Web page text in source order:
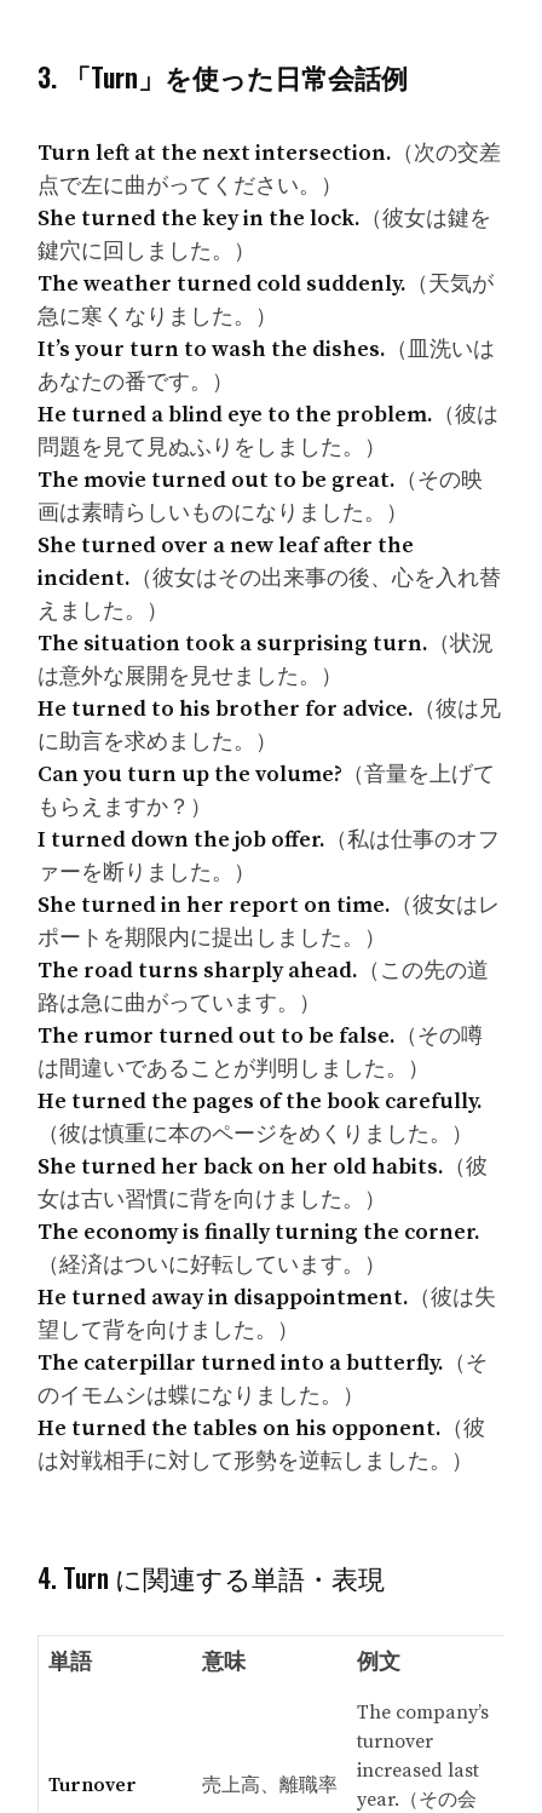
3. 「Turn」を使った日常会話例
Turn left at the next intersection. （次の交差
点で左に曲がってください。）
She turned the key in the lock. （彼女は鍵を
鍵穴に回しました。）
The weather turned cold suddenly. （天気が
急に寒くなりました。）
It’s your turn to wash the dishes. （皿洗いは
あなたの番です。）
He turned a blind eye to the problem. （彼は
問題を見て見ぬふりをしました。）
The movie turned out to be great. （その映
画は素晴らしいものになりました。）
She turned over a new leaf after the
incident. （彼女はその出来事の後、心を入れ替
えました。）
The situation took a surprising turn. （状況
は意外な展開を見せました。）
He turned to his brother for advice. （彼は兄
に助言を求めました。）
Can you turn up the volume? （音量を上げて
もらえますか？）
I turned down the job offer. （私は仕事のオフ
ァーを断りました。）
She turned in her report on time. （彼女はレ
ポートを期限内に提出しました。）
The road turns sharply ahead. （この先の道
路は急に曲がっています。）
The rumor turned out to be false. （その噂
は間違いであることが判明しました。）
He turned the pages of the book carefully.
（彼は慎重に本のページをめくりました。）
She turned her back on her old habits. （彼
女は古い習慣に背を向けました。）
The economy is finally turning the corner.
（経済はついに好転しています。）
He turned away in disappointment. （彼は失
望して背を向けました。）
The caterpillar turned into a butterfly. （そ
のイモムシは蝶になりました。）
He turned the tables on his opponent. （彼
は対戦相手に対して形勢を逆転しました。）
4. Turn に関連する単語・表現
単語 意味 例文
Turnover 売上高、離職率
The company’s
turnover
increased last
year.（その会